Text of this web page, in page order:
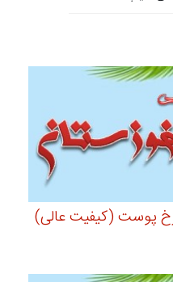
پوست (کیفیت عالی)